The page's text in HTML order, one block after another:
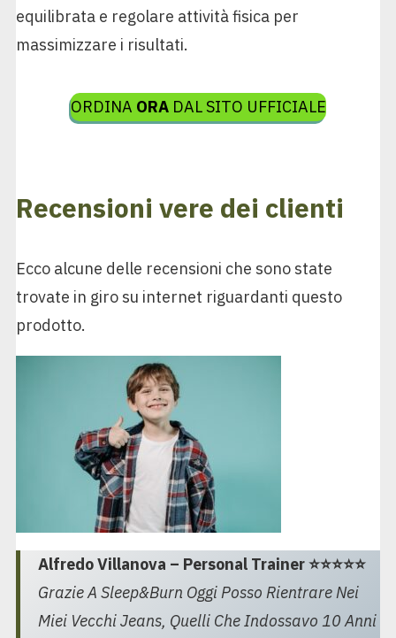
equilibrata e regolare attività fisica per
massimizzare i risultati.
ORDINA ORADAL SITO UFFICIALE
Recensioni vere dei clienti
Ecco alcune delle recensioni che sono state
trovate in giro su internet riguardanti questo
prodotto.
Alfredo Villanova – Personal Trainer ⭐⭐⭐⭐⭐
Grazie A Sleep&Burn Oggi Posso Rientrare Nei
Miei Vecchi Jeans, Quelli Che Indossavo 10 Anni